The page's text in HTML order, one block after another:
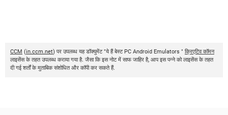
CCM (in.ccm.net) पर उपलब्ध यह डॉक्युमेंट "ये हैं बेस्ट PC Android Emulators " क्रिएटिव कॉमन
लाइसेंस के तहत उपलब्ध कराया गया है. जैसा कि इस नोट में साफ जाहिर है, आप इस पन्ने को लाइसेंस के तहत
दी गई शर्तों के मुताबिक संशोधित और कॉपी कर सकते हैं.